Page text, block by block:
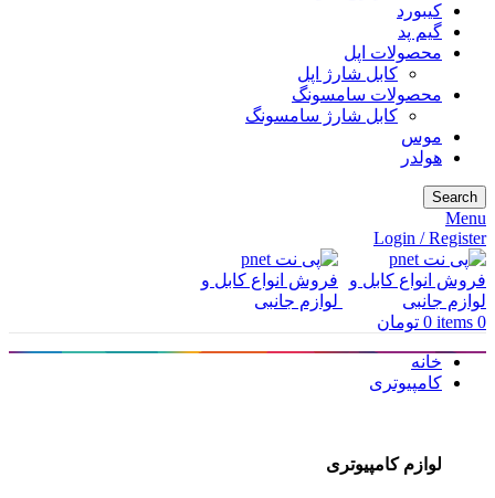
کیبورد
گیم پد
محصولات اپل
کابل شارژ اپل
محصولات سامسونگ
کابل شارژ سامسونگ
موس
هولدر
Search
Menu
Login / Register
0
items
0 تومان
خانه
کامپیوتری
لوازم کامپیوتری